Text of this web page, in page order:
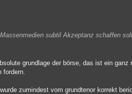
subtil Akzeptanz schaffen
grundlage der börse, das ist ein
fordern.
zumindest vom grundtenor korrekt